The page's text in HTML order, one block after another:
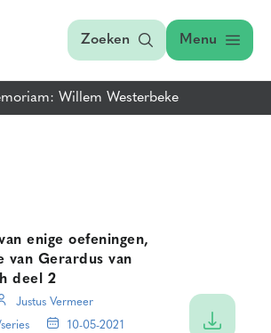
Zoeken Menu
Willem Westerbeke
enige oefeningen,
van Gerardus van
deel 2
Justus Vermeer
10-05-2021